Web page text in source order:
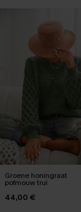
Groene honingraat
pofmouw trui
44,00 €